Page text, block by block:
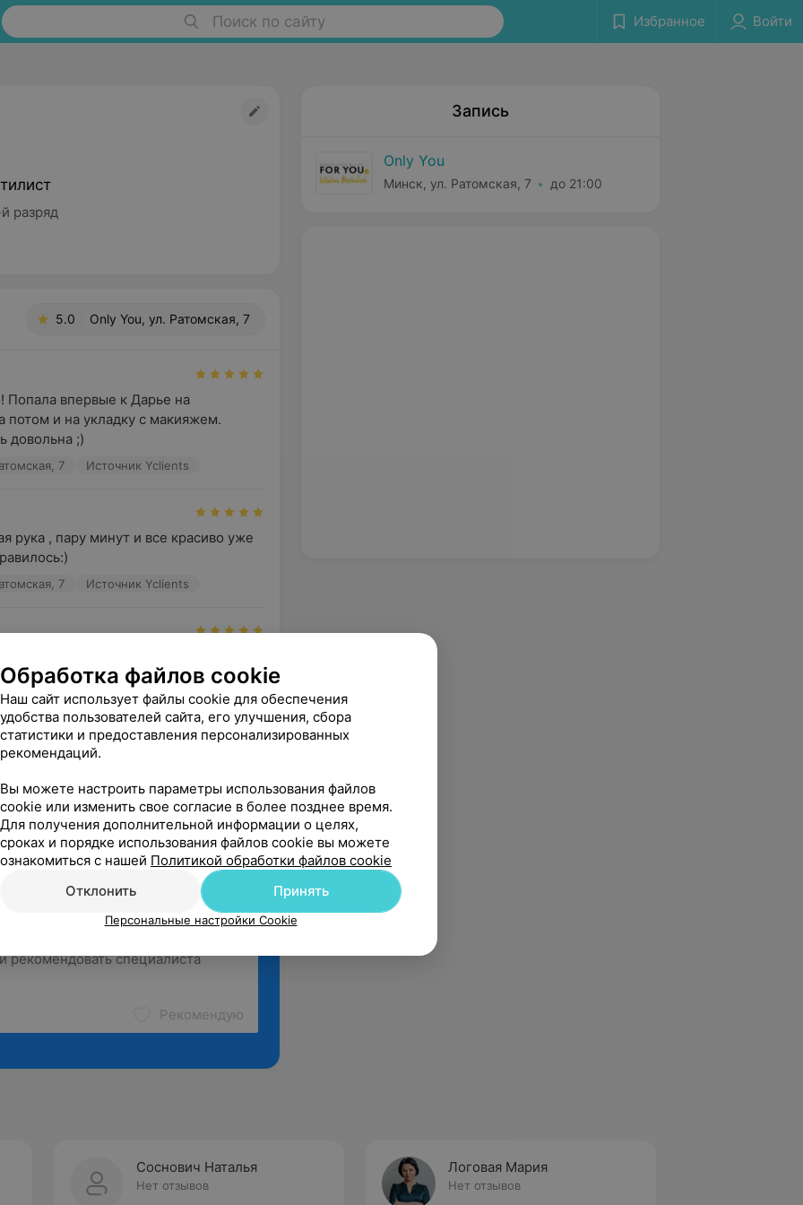
Поиск по сайту Избранное Войти
разряд
5.0 Only You, ул. Ратомская, 7
Попала впервые к Дарье на
потом и на укладку с макияжем.
довольна ;)
7 Источник Yclients
рука , пару минут и все красиво уже
7 Источник Yclients
все пожелания,сделала
После посещения салона
впечатления.
7 Источник Yclients
Рекомендую
Запись
Only You
Минск, ул. Ратомская, 7 до 21:00
Соснович Наталья
Нет отзывов
Логовая Мария
Нет отзывов
Обработка файлов cookie
Наш сайт использует файлы cookie для обеспечения
удобства пользователей сайта, его улучшения, сбора
статистики и предоставления персонализированных
рекомендаций.
Вы можете настроить параметры использования файлов
cookie или изменить свое согласие в более позднее время.
Для получения дополнительной информации о целях,
сроках и порядке использования файлов cookie вы можете
ознакомиться с нашей Политикой обработки файлов cookie
Отклонить
Принять
Персональные настройки Cookie